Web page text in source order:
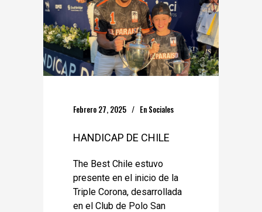
Febrero 27, 2025 En Sociales
HANDICAP DE CHILE
The Best Chile estuvo
presente en el inicio de la
Triple Corona, desarrollada
en el Club de Polo San